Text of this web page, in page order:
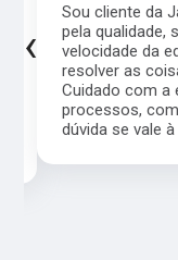
Sou cliente da
pela qualidade,
velocidade da
resolver as
Cuidado com a
processos,
dúvida se vale
‹